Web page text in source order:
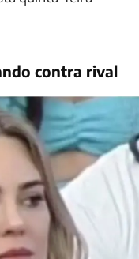
contra rival